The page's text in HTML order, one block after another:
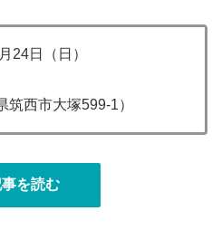
24日（日）
西市大塚599-1）
を読む